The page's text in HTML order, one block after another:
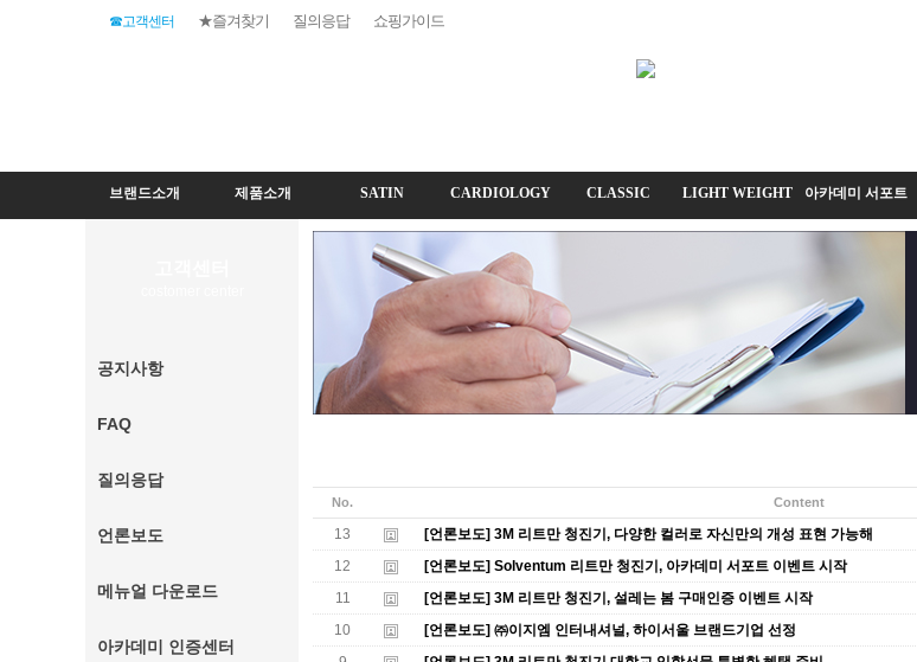
☎고객센터 ★즐겨찾기 질의응답 쇼핑가이드
브랜드소개 제품소개 SATIN CARDIOLOGY CLASSIC LIGHT WEIGHT 아카데미 서포트
공지사항
FAQ
질의응답
언론보도
메뉴얼 다운로드
아카데미 인증센터
No. Content
13 [언론보도] 3M 리트만 청진기, 다양한 컬러로 자신만의 개성 표현 가능해
12
[언론보도] Solventum 리트만 청진기, 아카데미 서포트 이벤트 시작
11
[언론보도] 3M 리트만 청진기, 설레는 봄 구매인증 이벤트 시작
10
[언론보도] ㈜이지엠 인터내셔널, 하이서울 브랜드기업 선정